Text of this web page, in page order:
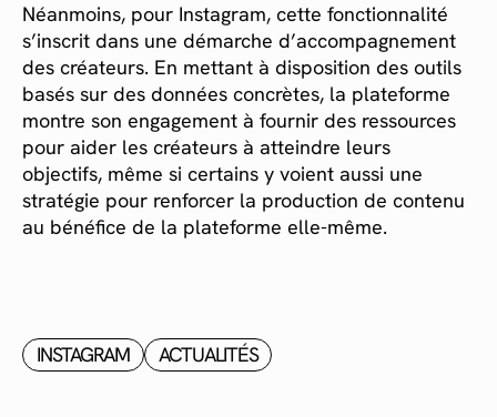
Néanmoins, pour Instagram, cette fonctionnalité
s’inscrit dans une démarche d’accompagnement
des créateurs. En mettant à disposition des outils
basés sur des données concrètes, la plateforme
montre son engagement à fournir des ressources
pour aider les créateurs à atteindre leurs
objectifs, même si certains y voient aussi une
stratégie pour renforcer la production de contenu
au bénéfice de la plateforme elle-même.
INSTAGRAM ACTUALITÉS